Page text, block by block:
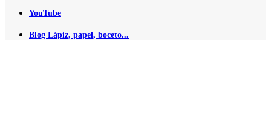
YouTube
Blog Lápiz, papel, boceto...